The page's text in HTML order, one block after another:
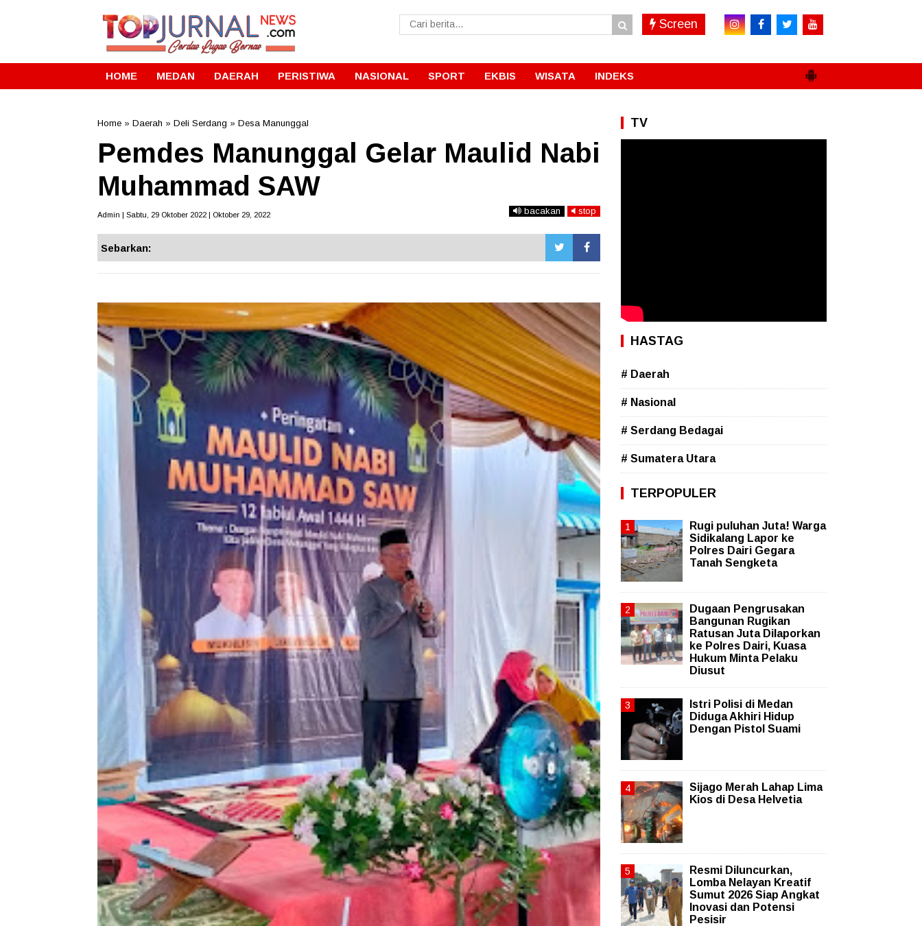
Screen
HOME MEDAN DAERAH PERISTIWA NASIONAL SPORT EKBIS WISATA INDEKS
Home » Daerah » Deli Serdang » Desa Manunggal
Pemdes Manunggal Gelar Maulid Nabi
Muhammad SAW
Admin | Sabtu, 29 Oktober 2022 | Oktober 29, 2022 bacakan stop
Sebarkan:
TV
HASTAG
# Daerah
# Nasional
# Serdang Bedagai
# Sumatera Utara
TERPOPULER
Rugi puluhan Juta! Warga
Sidikalang Lapor ke
Polres Dairi Gegara
Tanah Sengketa
Dugaan Pengrusakan
Bangunan Rugikan
Ratusan Juta Dilaporkan
ke Polres Dairi, Kuasa
Hukum Minta Pelaku
Diusut
Istri Polisi di Medan
Diduga Akhiri Hidup
Dengan Pistol Suami
Sijago Merah Lahap Lima
Kios di Desa Helvetia
Resmi Diluncurkan,
Lomba Nelayan Kreatif
Sumut 2026 Siap Angkat
Inovasi dan Potensi
Pesisir